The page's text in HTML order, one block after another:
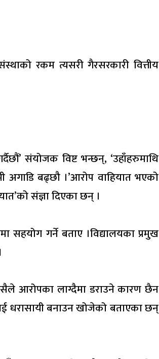
रकम त्यसरी गैरसरकारी वित्तीय
संयोजक विष्ट भन्छन्, ‘उहाँहरुमाथि
अगाडि बढ्छौ ।’आरोप वाहियात भएको
संज्ञा दिएका छन् ।
गर्ने बताए ।विद्यालयका प्रमुख
आरोपका लाग्दैमा डराउने कारण छैन
धरासायी बनाउन खोजेको बताएका छन्